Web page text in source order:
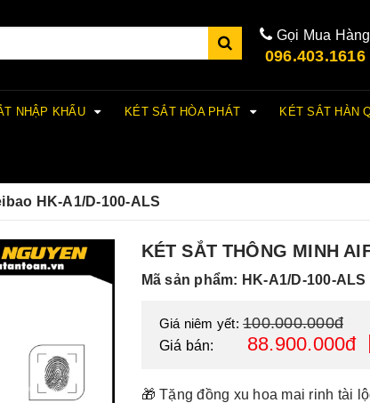
Gọi Mua Hàng
096.403.1616
NHẬP KHẨU KÉT SẮT HÒA PHÁT KÉT SẮT HÀN
HK-A1/D-100-ALS
KÉT SẮT THÔNG MINH
Mã sản phẩm: HK-A1/D-100-ALS
Giá niêm yết: 100.000.000đ
Giá bán: 88.900.000đ
🎁 Tặng đồng xu hoa mai rinh tài